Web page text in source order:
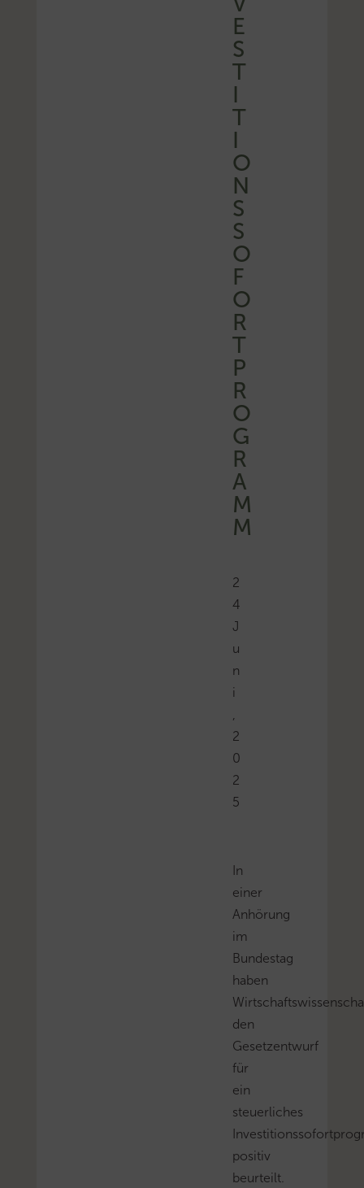
E
S
T
I
T
I
O
N
S
S
O
F
O
R
T
P
R
O
G
R
A
M
M
2
4
J
u
n
i
,
2
0
2
5
In
einer
Anhörung
im
Bundestag
haben
den
Gesetzentwurf
für
ein
steuerliches
positiv
beurteilt.